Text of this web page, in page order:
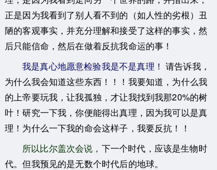
正是因为我看到了别人看不到的（如人性的劣根）丑
陋的客观事实，并充分理解和接受了这样的事实，然
后只能信命，然后在做着反抗我命运的事！
我是真心地愿意检验我是不是真理！ 请告诉我，
为什么我会知道这些东西！！！我要知道，为什么我
的上帝要玩我，让我孤独，才让我找到我那20%的树
叶！研究一下我，你便能得出真理，因为我可以是真
理！为什么一下我的命会这样子，我要反抗！！
所以比尔盖次会说， 下一个时代，应该是生物时
代。但我预见的是无数个时代后的地球。